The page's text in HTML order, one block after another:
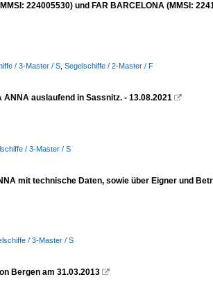
224005530) und FAR BARCELONA (MMSI:
/ 3-Master / S Segelschiffe / 2-Master / F
auslaufend in Sassnitz. - 13.08.2021 
/ 3-Master / S
mit technische Daten, sowie über Eigner und
/ 3-Master / S
Bergen am 31.03.2013 